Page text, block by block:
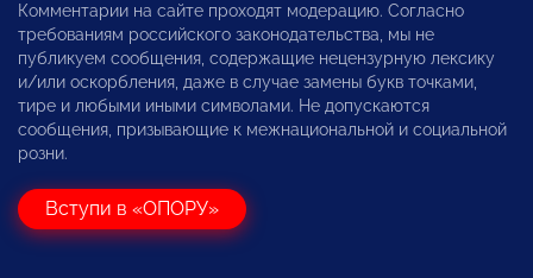
Комментарии на сайте проходят модерацию. Согласно
требованиям российского законодательства, мы не
публикуем сообщения, содержащие нецензурную лексику
и/или оскорбления, даже в случае замены букв точками,
тире и любыми иными символами. Не допускаются
сообщения, призывающие к межнациональной и социальной
розни.
Вступи в «ОПОРУ»